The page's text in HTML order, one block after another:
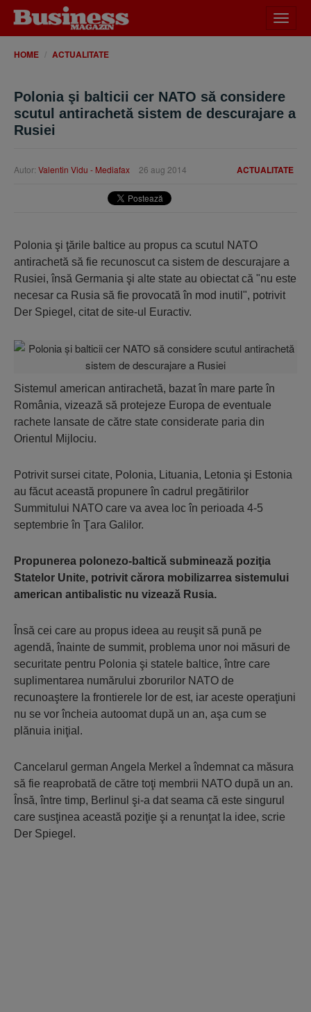
meniu
HOME ACTUALITATE
Polonia şi balticii cer NATO să considere
scutul antirachetă sistem de descurajare a
Rusiei
ACTUALITATE
Autor: Valentin Vidu - Mediafax 26 aug 2014
Polonia şi ţările baltice au propus ca scutul NATO
antirachetă să fie recunoscut ca sistem de descurajare a
Rusiei, însă Germania şi alte state au obiectat că "nu este
necesar ca Rusia să fie provocată în mod inutil", potrivit
Der Spiegel, citat de site-ul Euractiv.
Sistemul american antirachetă, bazat în mare parte în
România, vizează să protejeze Europa de eventuale
rachete lansate de către state considerate paria din
Orientul Mijlociu.
Potrivit sursei citate, Polonia, Lituania, Letonia şi Estonia
au făcut această propunere în cadrul pregătirilor
Summitului NATO care va avea loc în perioada 4-5
septembrie în Ţara Galilor.
Propunerea polonezo-baltică subminează poziţia
Statelor Unite, potrivit cărora mobilizarrea sistemului
american antibalistic nu vizează Rusia.
Însă cei care au propus ideea au reuşit să pună pe
agendă, înainte de summit, problema unor noi măsuri de
securitate pentru Polonia şi statele baltice, între care
suplimentarea numărului zborurilor NATO de
recunoaştere la frontierele lor de est, iar aceste operaţiuni
nu se vor încheia autoomat după un an, aşa cum se
plănuia iniţial.
Cancelarul german Angela Merkel a îndemnat ca măsura
să fie reaprobată de către toţi membrii NATO după un an.
Însă, între timp, Berlinul şi-a dat seama că este singurul
care susţinea această poziţie şi a renunţat la idee, scrie
Der Spiegel.